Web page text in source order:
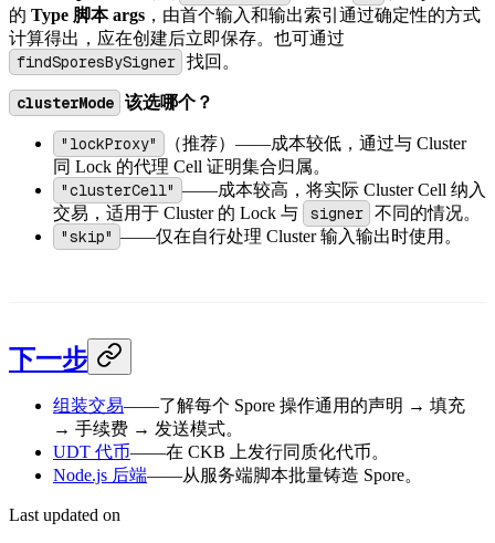
的 Type 脚本 args ，由首个输入和输出索引通过确定性的方式
计算得出，应在创建后立即保存。也可通过
findSporesBySigner 找回。
clusterMode 该选哪个？
"lockProxy"
（推荐）——成本较低，通过与 Cluster
同 Lock 的代理 Cell 证明集合归属。
"clusterCell" ——成本较高，将实际 Cluster Cell 纳入
交易，适用于 Cluster 的 Lock 与
signer 不同的情况。
"skip" ——仅在自行处理 Cluster 输入输出时使用。
下一步
组装交易——了解每个 Spore 操作通用的声明 → 填充
→ 手续费 → 发送模式。
UDT 代币——在 CKB 上发行同质化代币。
Node.js 后端——从服务端脚本批量铸造 Spore。
Last updated on